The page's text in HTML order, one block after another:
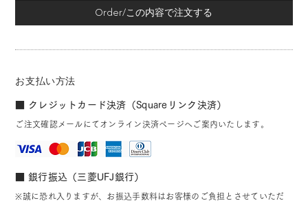
Order/この内容で注文する
お支払い方法
■ クレジットカード決済（Squareリンク決済）
ご注文確認メールにてオンライン決済ページへご案内いたします。
■ 銀行振込（三菱UFJ銀行）
※誠に恐れ入りますが、お振込手数料はお客様のご負担とさせていただ